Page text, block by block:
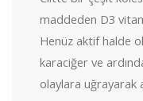
maddeden D3
Henüz aktif halde
karaciğer ve
olaylara uğrayarak